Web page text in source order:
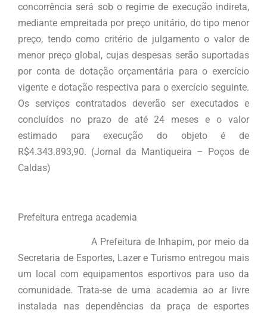
concorrência será sob o regime de execução indireta,
mediante empreitada por preço unitário, do tipo menor
preço, tendo como critério de julgamento o valor de
menor preço global, cujas despesas serão suportadas
por conta de dotação orçamentária para o exercício
vigente e dotação respectiva para o exercício seguinte.
Os serviços contratados deverão ser executados e
concluídos no prazo de até 24 meses e o valor
estimado para execução do objeto é de
R$4.343.893,90. (Jornal da Mantiqueira – Poços de
Caldas)
Prefeitura entrega academia
A Prefeitura de Inhapim, por meio da
Secretaria de Esportes, Lazer e Turismo entregou mais
um local com equipamentos esportivos para uso da
comunidade. Trata-se de uma academia ao ar livre
instalada nas dependências da praça de esportes